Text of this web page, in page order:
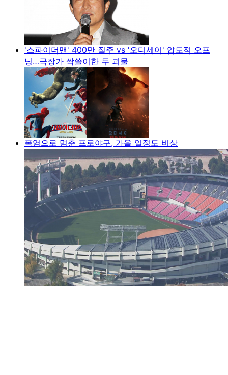
'스파이더맨' 400만 질주 vs '오디세이' 압도적 오프
닝…극장가 싹쓸이한 두 괴물
폭염으로 멈춘 프로야구, 가을 일정도 비상